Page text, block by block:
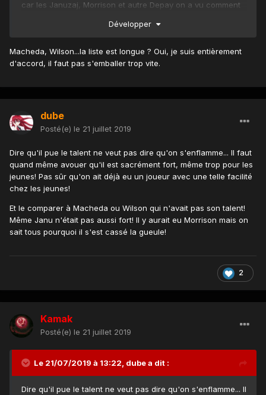
car les Januzaj, Morrison et autre Depay on a vu comment
Développer
Macheda, Wilson...la liste est longue ? Oui, je suis entièrement
d'accord, il faut pas s'emballer trop vite.
dube
Posté(e) le 21 juillet 2019
Dire qu'il pue le talent ne veut pas dire qu'on s'enflamme... Il faut
quand même avouer qu'il est sacrément fort, même trop pour les
jeunes! Pas sûr qu'on ait déjà eu un joueur avec une telle facilité
chez les jeunes!
Et le comparer à Macheda ou Wilson qui n'avait pas son talent!
Même Janu n'était pas aussi fort! Il y aurait eu Morrison mais on
sait tous pourquoi il s'est cassé la gueule!
2
Kamak
Posté(e) le 21 juillet 2019
Le 21/07/2019 à 13:22, dubea dit :
Dire qu'il pue le talent ne veut pas dire qu'on s'enflamme... Il